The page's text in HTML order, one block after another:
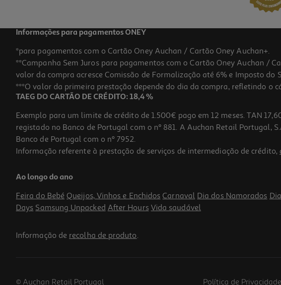
Informações para pagamentos ONEY
*para pagamentos com o Cartão Oney Auchan / Cartão Oney Auchan+.
**Campanha Sem Juros para pagamentos com o Cartão Oney Auchan /
valor da compra acresce Comissão de Formalização até 6% e Imposto do
***O valor da primeira prestação depende do dia da compra, refletindo o
TAEG DO CARTÃO DE CRÉDITO: 18,4 %
Exemplo para um limite de crédito de 1.500€ pago em 12 meses. TAN
registado no Banco de Portugal com o nº 881. A Auchan Retail
Banco de Portugal com o nº 7952.
Informação referente à prestação de serviços de intermediação de crédito,
Ao longo do ano
Feira do Bebé Queijos, Vinhos e Enchidos Carnaval Dia dos Namorados
Days Samsung Unpacked After Hours Vida saudável
Informação de recolha de produto.
Política de Privacidade
© Auchan Retail Portugal